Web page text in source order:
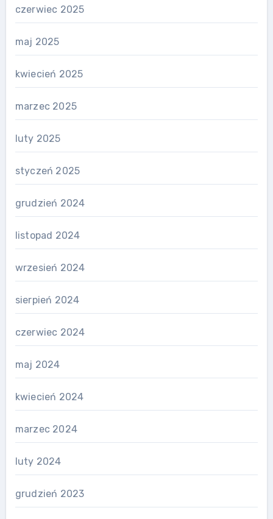
czerwiec 2025
maj 2025
kwiecień 2025
marzec 2025
luty 2025
styczeń 2025
grudzień 2024
listopad 2024
wrzesień 2024
sierpień 2024
czerwiec 2024
maj 2024
kwiecień 2024
marzec 2024
luty 2024
grudzień 2023